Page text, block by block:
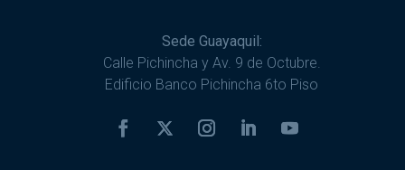
Sede Guayaquil:
Calle Pichincha y Av. 9 de Octubre.
Edificio Banco Pichincha 6to Piso